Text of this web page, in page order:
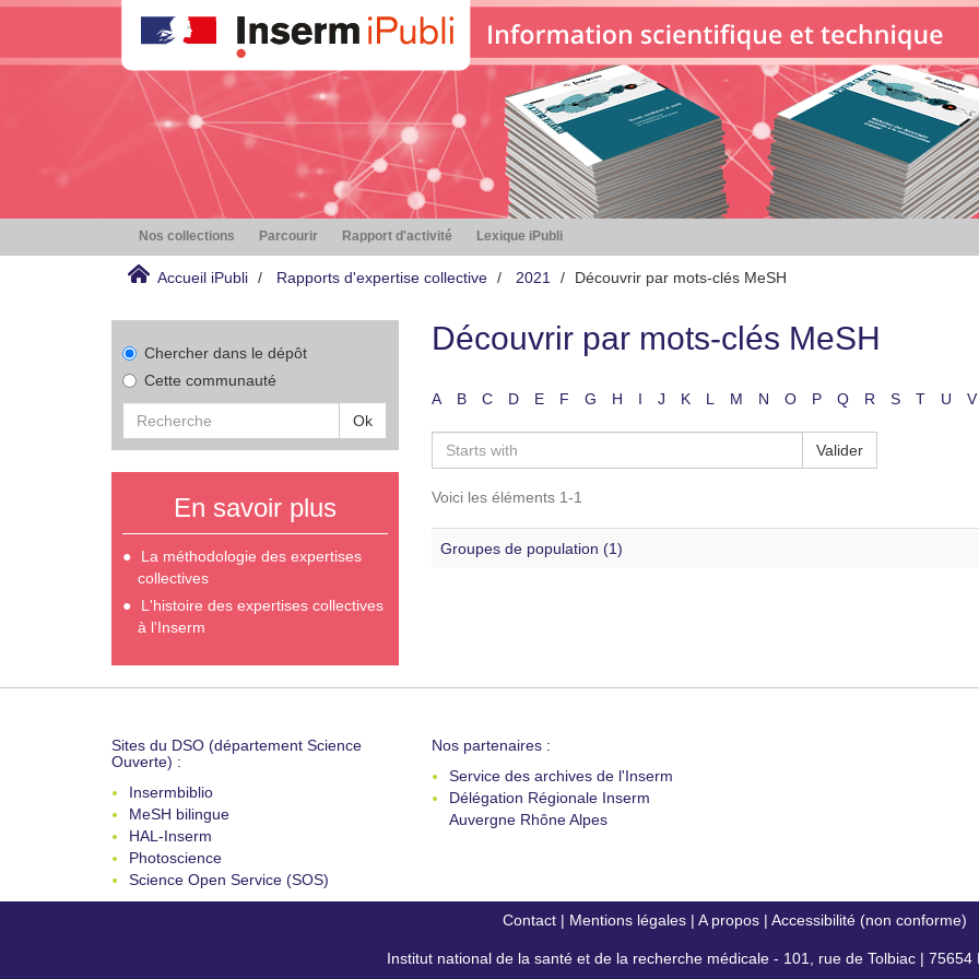
Nos collections Parcourir Rapport d'activité Lexique iPubli
Accueil iPubli Rapports d'expertise collective 2021 Découvrir par mots-clés MeSH
Chercher dans le dépôt
Cette communauté
Ok
En savoir plus
La méthodologie des expertises
collectives
L'histoire des expertises collectives
à l'Inserm
Découvrir par mots-clés MeSH
A B C D E F G H I J K L M N O P Q R S T U V
Valider
Voici les éléments 1-1
Groupes de population (1)
Sites du DSO (département Science
Ouverte) :
Insermbiblio
MeSH bilingue
HAL-Inserm
Photoscience
Science Open Service (SOS)
Nos partenaires :
Service des archives de l'Inserm
Délégation Régionale Inserm
Auvergne Rhône Alpes
Contact| Mentions légales| A propos| Accessibilité (non conforme)
Institut national de la santé et de la recherche médicale - 101, rue de Tolbiac | 75654